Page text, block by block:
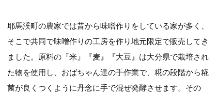
耶馬渓町の農家では昔から味噌作りをしている家が多く、
そこで共同で味噌作りの工房を作り地元限定で販売してき
ました。原料の『米』『麦』『大豆』は大分県で栽培され
た物を使用し、おばちゃん達の手作業で、糀の段階から糀
菌が良くつくように丹念に手で混ぜ発酵させます。その